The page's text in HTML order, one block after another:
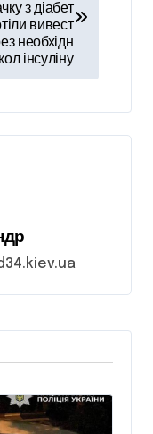
з діабет
вивест
необхідн
інсуліну